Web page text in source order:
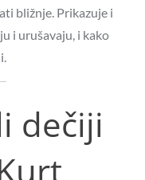
bližnje. Prikazuje i
i urušavaju, i kako
dečiji